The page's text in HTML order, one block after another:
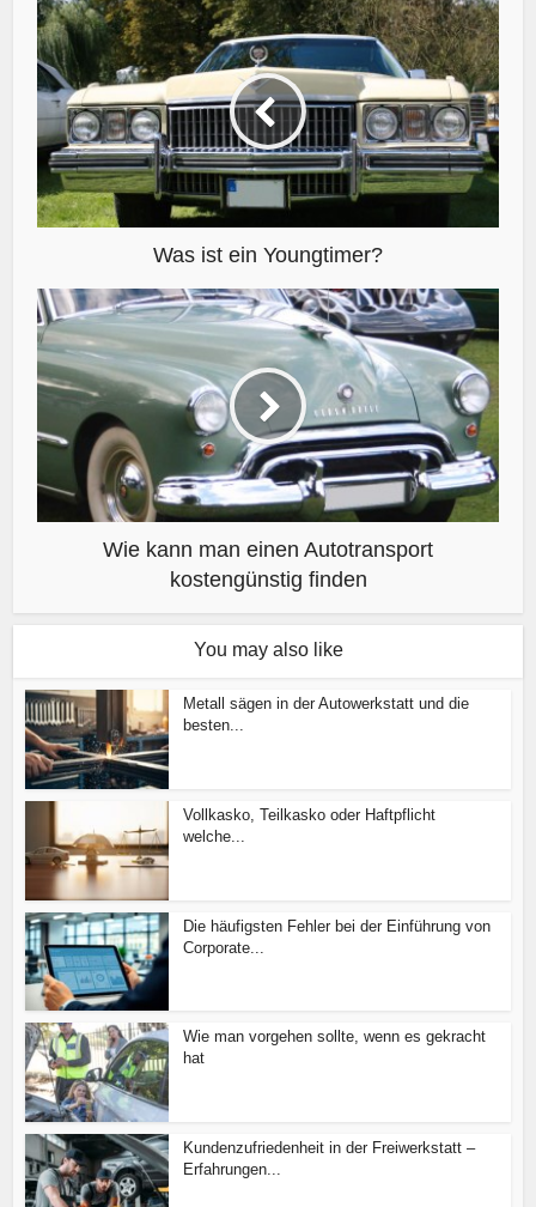
Was ist ein Youngtimer?
Wie kann man einen Autotransport
kostengünstig finden
You may also like
Metall sägen in der Autowerkstatt und die
besten...
Vollkasko, Teilkasko oder Haftpflicht
welche...
Die häufigsten Fehler bei der Einführung von
Corporate...
Wie man vorgehen sollte, wenn es gekracht
hat
Kundenzufriedenheit in der Freiwerkstatt –
Erfahrungen...